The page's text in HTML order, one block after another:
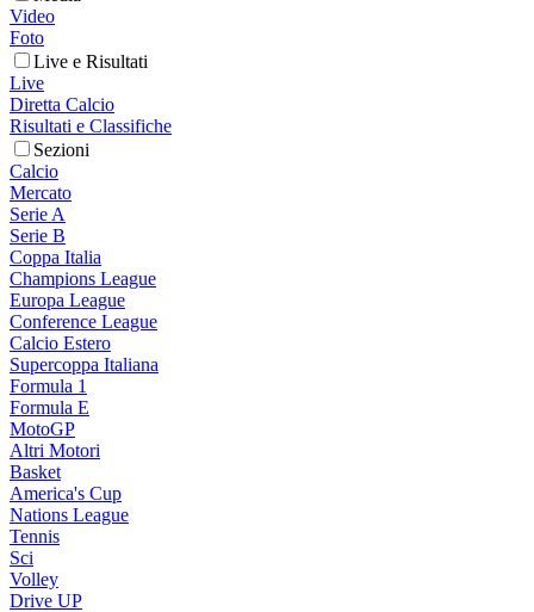
Video
Foto
Live e Risultati
Live
Diretta Calcio
Risultati e Classifiche
Sezioni
Calcio
Mercato
Serie A
Serie B
Coppa Italia
Champions League
Europa League
Conference League
Calcio Estero
Supercoppa Italiana
Formula 1
Formula E
MotoGP
Altri Motori
Basket
America's Cup
Nations League
Tennis
Sci
Volley
Drive UP